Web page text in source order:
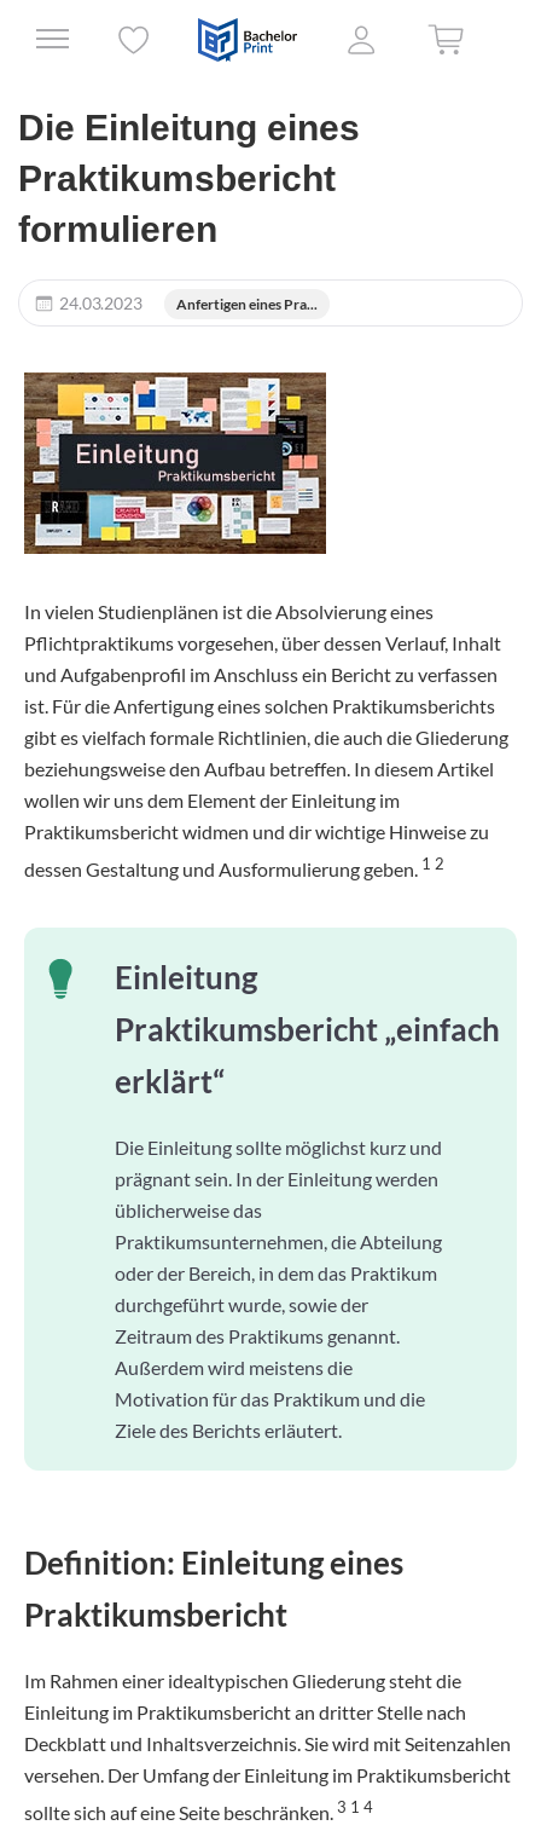
Die Einleitung eines
Praktikumsbericht
formulieren
24.03.2023 Anfertigen eines Pra...
In vielen Studienplänen ist die Absolvierung eines
Pflichtpraktikums vorgesehen, über dessen Verlauf, Inhalt
und Aufgabenprofil im Anschluss ein Bericht zu verfassen
ist. Für die Anfertigung eines solchen Praktikumsberichts
gibt es vielfach formale Richtlinien, die auch die Gliederung
beziehungsweise den Aufbau betreffen. In diesem Artikel
wollen wir uns dem Element der Einleitung im
Praktikumsbericht widmen und dir wichtige Hinweise zu
dessen Gestaltung und Ausformulierung geben. 1 2
Einleitung
Praktikumsbericht „einfach
erklärt“
Die Einleitung sollte möglichst kurz und
prägnant sein. In der Einleitung werden
üblicherweise das
Praktikumsunternehmen, die Abteilung
oder der Bereich, in dem das Praktikum
durchgeführt wurde, sowie der
Zeitraum des Praktikums genannt.
Außerdem wird meistens die
Motivation für das Praktikum und die
Ziele des Berichts erläutert.
Definition: Einleitung eines
Praktikumsbericht
Im Rahmen einer idealtypischen Gliederung steht die
Einleitung im Praktikumsbericht an dritter Stelle nach
Deckblatt und Inhaltsverzeichnis. Sie wird mit Seitenzahlen
versehen. Der Umfang der Einleitung im Praktikumsbericht
sollte sich auf eine Seite beschränken.3 1 4